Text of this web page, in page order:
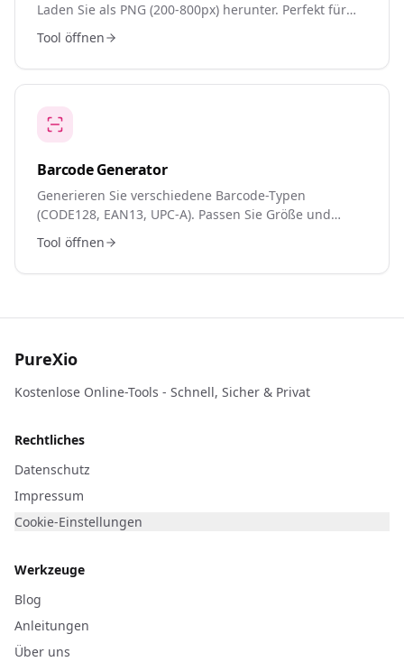
Laden Sie als PNG (200-800px) herunter. Perfekt für
Visitenkarten, WiFi-Anmeldedaten,
Produktverpackungen, Event-Tickets oder
Zahlungslinks.
Tool öffnen
Barcode Generator
Generieren Sie verschiedene Barcode-Typen
(CODE128, EAN13, UPC-A). Passen Sie Größe und
Format an. Perfekt für Produktetiketten,
Inventarverwaltung und Einzelhandelsanwendungen.
Laden Sie als Bilder herunter.
Tool öffnen
PureXio
Kostenlose Online-Tools - Schnell, Sicher & Privat
Rechtliches
Datenschutz
Impressum
Cookie-Einstellungen
Werkzeuge
Blog
Anleitungen
Über uns